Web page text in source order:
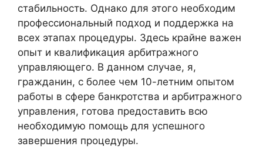
стабильность. Однако для этого необходим
профессиональный подход и поддержка на
всех этапах процедуры. Здесь крайне важен
опыт и квалификация арбитражного
управляющего. В данном случае, я,
гражданин, с более чем 10-летним опытом
работы в сфере банкротства и арбитражного
управления, готова предоставить всю
необходимую помощь для успешного
завершения процедуры.